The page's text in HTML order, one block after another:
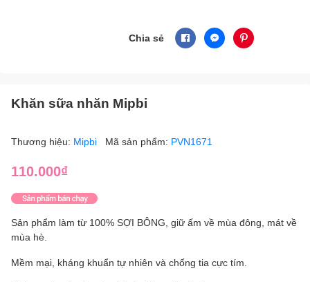
Chia sẻ
Khăn sữa nhăn Mipbi
Thương hiệu: Mipbi Mã sản phẩm: PVN1671
110.000₫
Sản phẩm làm từ 100% SỢI BÔNG, giữ ấm về mùa đông, mát về
mùa hè.
Mềm mại, kháng khuẩn tự nhiên và chống tia cực tím.